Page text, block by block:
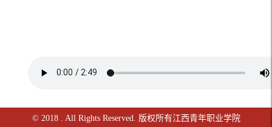
© 2018 . All Rights Reserved. 版权所有江西青年职业学院